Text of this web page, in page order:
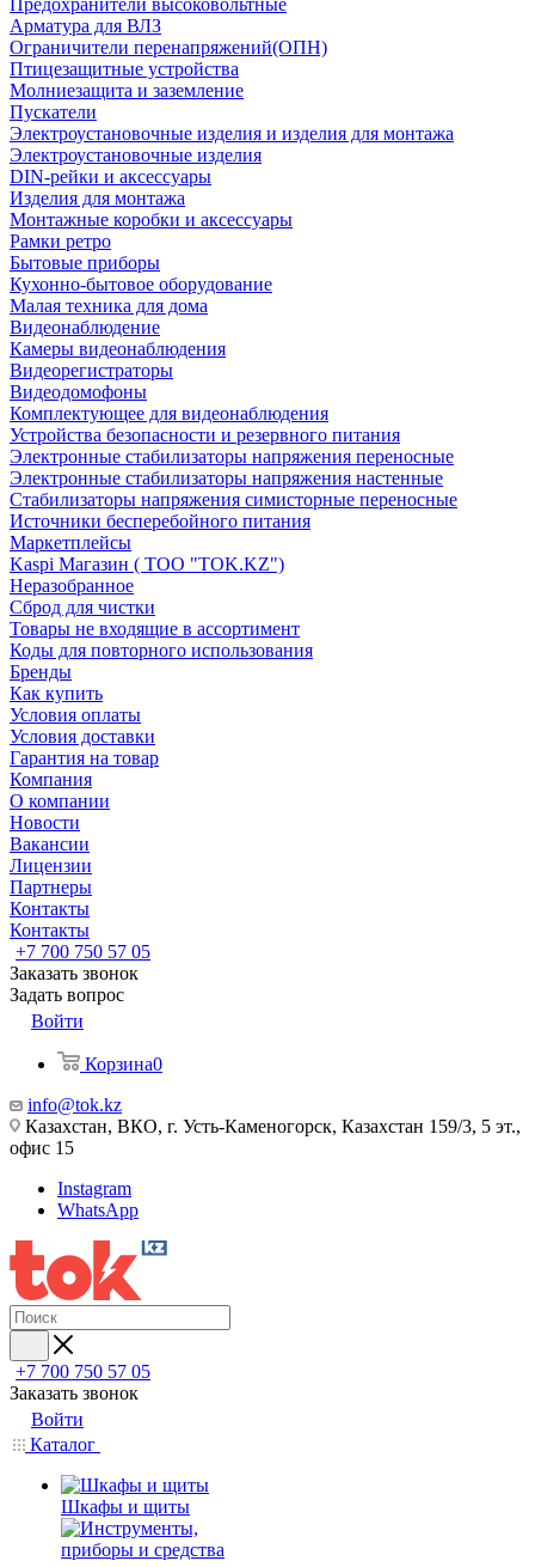
Предохранители высоковольтные
Арматура для ВЛЗ
Ограничители перенапряжений(ОПН)
Птицезащитные устройства
Молниезащита и заземление
Пускатели
Электроустановочные изделия и изделия для монтажа
Электроустановочные изделия
DIN-рейки и аксессуары
Изделия для монтажа
Монтажные коробки и аксессуары
Рамки ретро
Бытовые приборы
Кухонно-бытовое оборудование
Малая техника для дома
Видеонаблюдение
Камеры видеонаблюдения
Видеорегистраторы
Видеодомофоны
Комплектующее для видеонаблюдения
Устройства безопасности и резервного питания
Электронные стабилизаторы напряжения переносные
Электронные стабилизаторы напряжения настенные
Стабилизаторы напряжения симисторные переносные
Источники бесперебойного питания
Маркетплейсы
Kaspi Магазин ( ТОО "TOK.KZ")
Неразобранное
Сброд для чистки
Товары не входящие в ассортимент
Коды для повторного использования
Бренды
Как купить
Условия оплаты
Условия доставки
Гарантия на товар
Компания
О компании
Новости
Вакансии
Лицензии
Партнеры
Контакты
Контакты
+7 700 750 57 05
Заказать звонок
Задать вопрос
Войти
Корзина0
info@tok.kz
Казахстан, ВКО, г. Усть-Каменогорск, Казахстан 159/3, 5 эт.,
офис 15
Instagram
WhatsApp
+7 700 750 57 05
Заказать звонок
Войти
Каталог
Шкафы и щиты